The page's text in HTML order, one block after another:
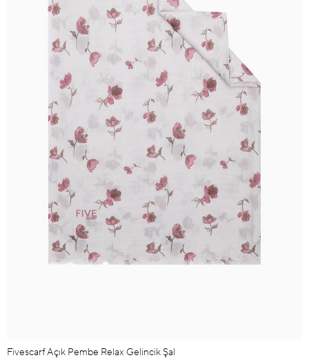
Fivescarf Açık Pembe Relax Gelincik Şal